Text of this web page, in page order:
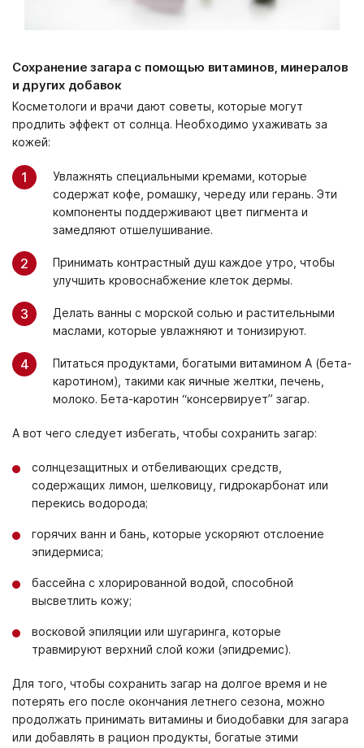
Сохранение загара с помощью витаминов, минералов
и других добавок
Косметологи и врачи дают советы, которые могут
продлить эффект от солнца. Необходимо ухаживать за
кожей:
Увлажнять специальными кремами, которые
содержат кофе, ромашку, череду или герань. Эти
компоненты поддерживают цвет пигмента и
замедляют отшелушивание.
Принимать контрастный душ каждое утро, чтобы
улучшить кровоснабжение клеток дермы.
Делать ванны с морской солью и растительными
маслами, которые увлажняют и тонизируют.
Питаться продуктами, богатыми витамином А (бета-
каротином), такими как яичные желтки, печень,
молоко. Бета-каротин “консервирует” загар.
А вот чего следует избегать, чтобы сохранить загар:
солнцезащитных и отбеливающих средств,
содержащих лимон, шелковицу, гидрокарбонат или
перекись водорода;
горячих ванн и бань, которые ускоряют отслоение
эпидермиса;
бассейна с хлорированной водой, способной
высветлить кожу;
восковой эпиляции или шугаринга, которые
травмируют верхний слой кожи (эпидремис).
Для того, чтобы сохранить загар на долгое время и не
потерять его после окончания летнего сезона, можно
продолжать принимать витамины и биодобавки для загара
или добавлять в рацион продукты, богатые этими